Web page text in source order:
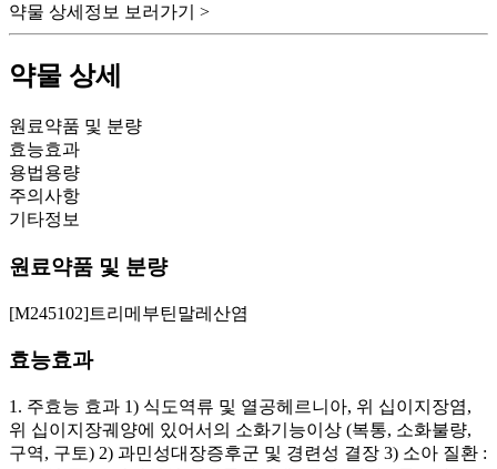
약물 상세정보 보러가기 >
약물 상세
원료약품 및 분량
효능효과
용법용량
주의사항
기타정보
원료약품 및 분량
[M245102]트리메부틴말레산염
효능효과
1. 주효능 효과 1) 식도역류 및 열공헤르니아, 위 십이지장염,
위 십이지장궤양에 있어서의 소화기능이상 (복통, 소화불량,
구역, 구토) 2) 과민성대장증후군 및 경련성 결장 3) 소아 질환 :